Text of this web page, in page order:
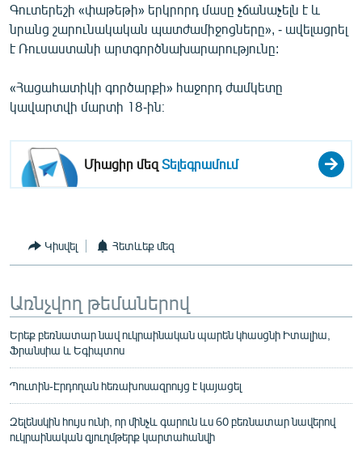
Գուտերեշի «փաթեթի» երկրորդ մասը չճանաչելն է և
նրանց շարունակական պատժամիջոցները», - ավելացրել
է Ռուսաստանի արտգործնախարարությունը:
«Հացահատիկի գործարքի» հաջորդ ժամկետը
կավարտվի մարտի 18-ին։
Միացիր մեզՏելեգրամում
Կիսվել Հետևեք մեզ
Առնչվող թեմաներով
Երեք բեռնատար նավ ուկրաինական պարեն կհասցնի Իտալիա,
Ֆրանսիա և Եգիպտոս
Պուտին-Էրդողան հեռախոսազրույց է կայացել
Զելենսկին հույս ունի, որ մինչև գարուն ևս 60 բեռնատար նավերով
ուկրաինական գյուղմթերք կարտահանվի